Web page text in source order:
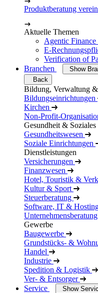
Produktberatung
Aktuelle Themen
Agentic
E-
Verification of
Branchen
Show
Back
Bildung, Verwaltung
Bildungseinrichtungen
Kirchen
Non-Profit-
Gesundheit & Soziales
Gesundheitswesen
Soziale Einrichtungen
Dienstleistungen
Versicherungen
Finanzwesen
Hotel, Touristik &
Kultur & Sport
Steuerberatung
Software, IT &
Unternehmensberatung
Gewerbe
Baugewerbe
Grundstücks- &
Handel
Industrie
Spedition & Logistik
Ver- & Entsorger
Service
Show